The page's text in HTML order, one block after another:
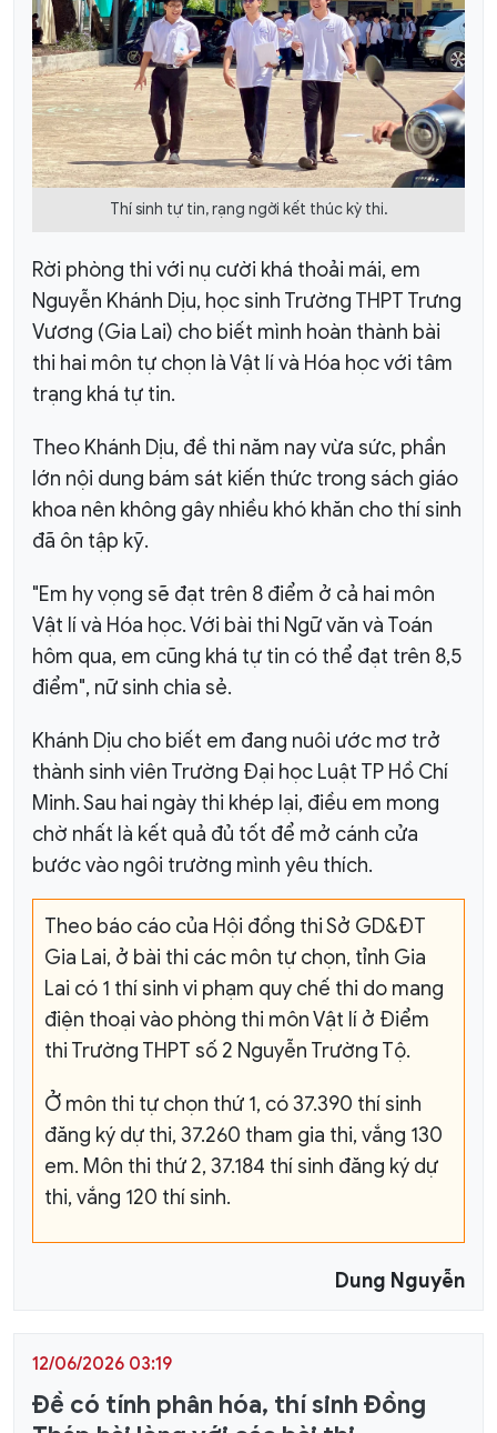
Thí sinh tự tin, rạng ngời kết thúc kỳ thi.
Rời phòng thi với nụ cười khá thoải mái, em
Nguyễn Khánh Dịu, học sinh Trường THPT Trưng
Vương (Gia Lai) cho biết mình hoàn thành bài
thi hai môn tự chọn là Vật lí và Hóa học với tâm
trạng khá tự tin.
Theo Khánh Dịu, đề thi năm nay vừa sức, phần
lớn nội dung bám sát kiến thức trong sách giáo
khoa nên không gây nhiều khó khăn cho thí sinh
đã ôn tập kỹ.
"Em hy vọng sẽ đạt trên 8 điểm ở cả hai môn
Vật lí và Hóa học. Với bài thi Ngữ văn và Toán
hôm qua, em cũng khá tự tin có thể đạt trên 8,5
điểm", nữ sinh chia sẻ.
Khánh Dịu cho biết em đang nuôi ước mơ trở
thành sinh viên Trường Đại học Luật TP Hồ Chí
Minh. Sau hai ngày thi khép lại, điều em mong
chờ nhất là kết quả đủ tốt để mở cánh cửa
bước vào ngôi trường mình yêu thích.
Theo báo cáo của Hội đồng thi Sở GD&ĐT
Gia Lai, ở bài thi các môn tự chọn, tỉnh Gia
Lai có 1 thí sinh vi phạm quy chế thi do mang
điện thoại vào phòng thi môn Vật lí ở Điểm
thi Trường THPT số 2 Nguyễn Trường Tộ.
Ở môn thi tự chọn thứ 1, có 37.390 thí sinh
đăng ký dự thi, 37.260 tham gia thi, vắng 130
em. Môn thi thứ 2, 37.184 thí sinh đăng ký dự
thi, vắng 120 thí sinh.
Dung Nguyễn
12/06/2026 03:19
Đề có tính phân hóa, thí sinh Đồng